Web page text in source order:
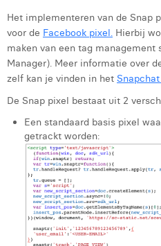
Het implementeren van de Snap
voor de Facebook pixel. Hierbij
maken van een tag management
Manager). Meer informatie over
zelf kan je vinden in het
De Snap pixel bestaat uit 2
Een standaard basis pixel
getrackt worden: